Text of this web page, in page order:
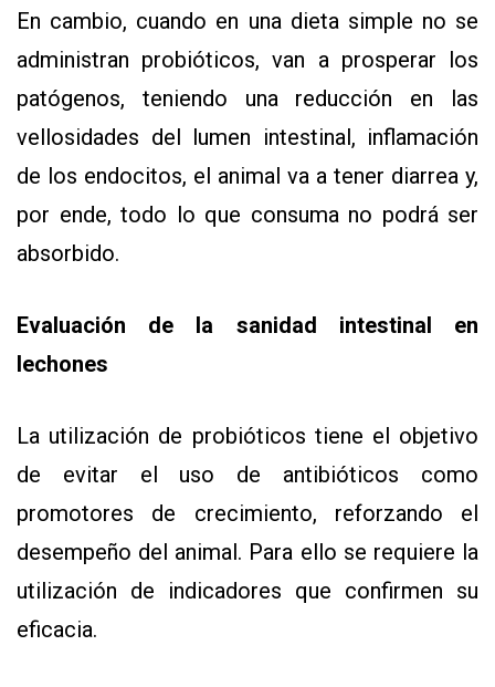
En cambio, cuando en una dieta simple no se
administran probióticos, van a prosperar los
patógenos, teniendo una reducción en las
vellosidades del lumen intestinal, inflamación
de los endocitos, el animal va a tener diarrea y,
por ende, todo lo que consuma no podrá ser
absorbido.
Evaluación de la sanidad intestinal en
lechones
La utilización de probióticos tiene el objetivo
de evitar el uso de antibióticos como
promotores de crecimiento, reforzando el
desempeño del animal. Para ello se requiere la
utilización de indicadores que confirmen su
eficacia.